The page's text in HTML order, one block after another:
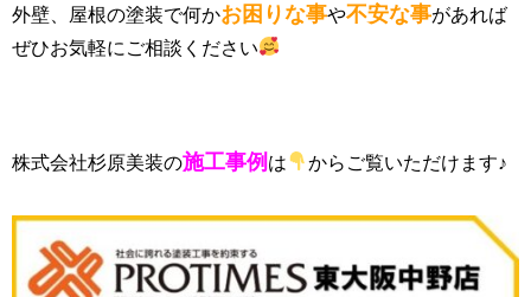
外壁、屋根の塗装で何かお困りな事や不安な事があれば
ぜひお気軽にご相談ください
株式会社杉原美装の施工事例 は からご覧いただけます♪